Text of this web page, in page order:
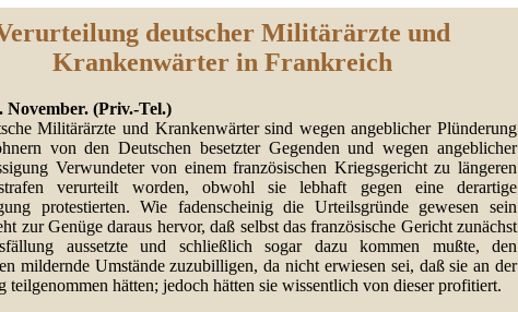
deutscher Militärärzte und
Krankenwärter in Frankreich
November. (Priv.-Tel.)
Militärärzte und Krankenwärter sind wegen angeblicher Plünderung
von den Deutschen besetzter Gegenden und wegen angeblicher
Verwundeter von einem französischen Kriegsgericht zu längeren
verurteilt worden, obwohl sie lebhaft gegen eine derartige
protestierten. Wie fadenscheinig die Urteilsgründe gewesen sein
zur Genüge daraus hervor, daß selbst das französische Gericht zunächst
aussetzte und schließlich sogar dazu kommen mußte, den
mildernde Umstände zuzubilligen, da nicht erwiesen sei, daß sie an der
teilgenommen hätten; jedoch hätten sie wissentlich von dieser profitiert.